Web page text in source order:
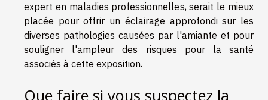
expert en maladies professionnelles, serait le mieux
placée pour offrir un éclairage approfondi sur les
diverses pathologies causées par l'amiante et pour
souligner l'ampleur des risques pour la santé
associés à cette exposition.
Que faire si vous suspectez la